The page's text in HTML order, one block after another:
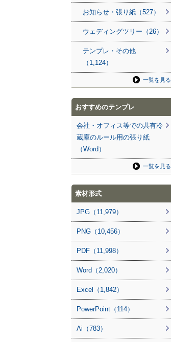
お知らせ・張り紙（527）
ウェディングツリー（26）
テンプレ・その他
（1,124）
一覧を見る
おすすめのテンプレ
会社・オフィス等での共有冷
蔵庫のルール用の張り紙
（Word）
一覧を見る
素材形式
JPG（11,979）
PNG（10,456）
PDF（11,998）
Word（2,020）
Excel（1,842）
PowerPoint（114）
Ai（783）